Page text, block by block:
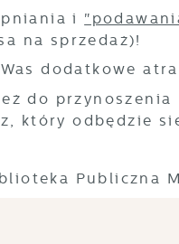
i
na sprzedaż)!
dodatkowe
do
który odbędzie
Publiczna